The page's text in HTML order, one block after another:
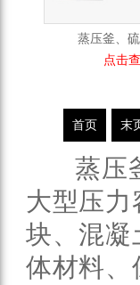
蒸压釜、
点击
首页 末
蒸压釜
大型压
块、混凝
体材料、